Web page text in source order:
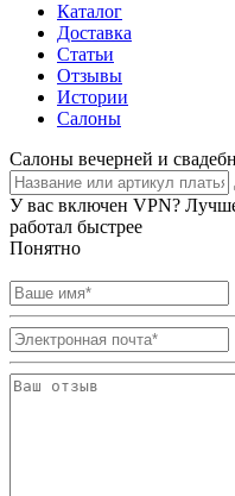
Каталог
Доставка
Статьи
Отзывы
Истории
Салоны
Салоны вечерней и
У вас включен VPN?
работал быстрее
Понятно